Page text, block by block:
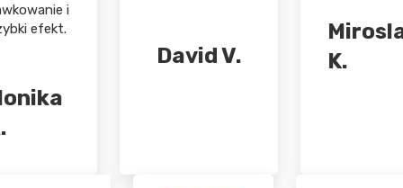
i
efekt.
David V.
K.